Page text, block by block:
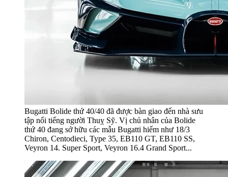
Bugatti Bolide thứ 40/40 đã được bàn giao đến nhà sưu
tập nổi tiếng người Thuỵ Sỹ. Vị chủ nhân của Bolide
thứ 40 đang sở hữu các mẫu Bugatti hiếm như 18/3
Chiron, Centodieci, Type 35, EB110 GT, EB110 SS,
Veyron 14. Super Sport, Veyron 16.4 Grand Sport...